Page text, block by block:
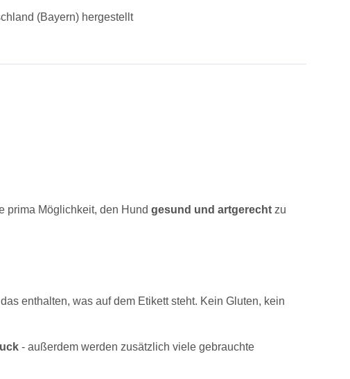
(Bayern) hergestellt
prima Möglichkeit, den Hund gesund und artgerecht zu
enthalten, was auf dem Etikett steht. Kein Gluten, kein
- außerdem werden zusätzlich viele gebrauchte